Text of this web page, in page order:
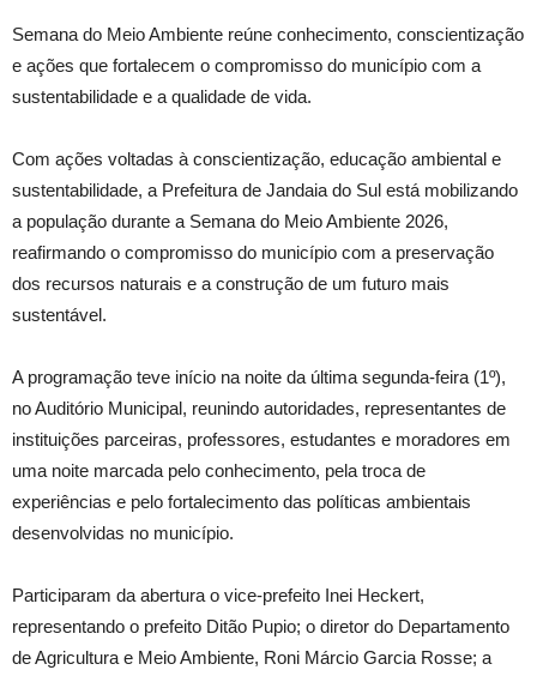
Semana do Meio Ambiente reúne conhecimento, conscientização
e ações que fortalecem o compromisso do município com a
sustentabilidade e a qualidade de vida.
Com ações voltadas à conscientização, educação ambiental e
sustentabilidade, a Prefeitura de Jandaia do Sul está mobilizando
a população durante a Semana do Meio Ambiente 2026,
reafirmando o compromisso do município com a preservação
dos recursos naturais e a construção de um futuro mais
sustentável.
A programação teve início na noite da última segunda-feira (1º),
no Auditório Municipal, reunindo autoridades, representantes de
instituições parceiras, professores, estudantes e moradores em
uma noite marcada pelo conhecimento, pela troca de
experiências e pelo fortalecimento das políticas ambientais
desenvolvidas no município.
Participaram da abertura o vice-prefeito Inei Heckert,
representando o prefeito Ditão Pupio; o diretor do Departamento
de Agricultura e Meio Ambiente, Roni Márcio Garcia Rosse; a